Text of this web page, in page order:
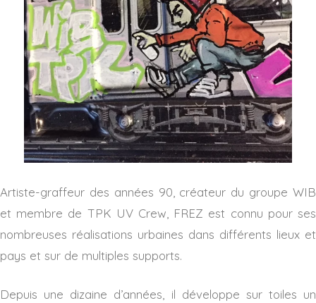
Artiste-graffeur des années 90, créateur du groupe WIB
et membre de TPK UV Crew, FREZ est connu pour ses
nombreuses réalisations urbaines dans différents lieux et
pays et sur de multiples supports.
Depuis une dizaine d’années, il développe sur toiles un